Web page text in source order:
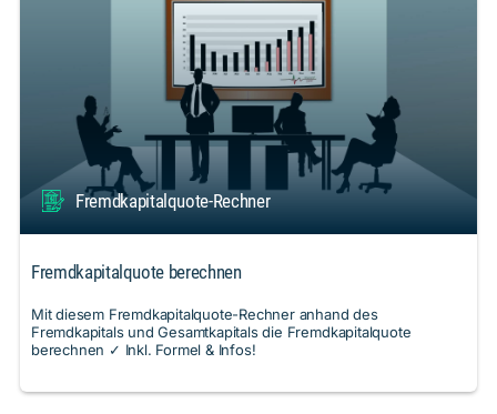
Fremdkapitalquote-Rechner
Fremdkapitalquote berechnen
Mit diesem Fremdkapitalquote-Rechner anhand des
Fremdkapitals und Gesamtkapitals die Fremdkapitalquote
berechnen ✓ Inkl. Formel & Infos!